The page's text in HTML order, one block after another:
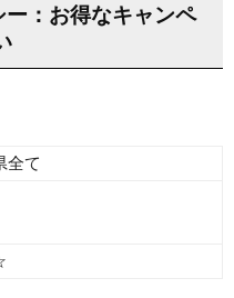
：お得なキャンペ
全て